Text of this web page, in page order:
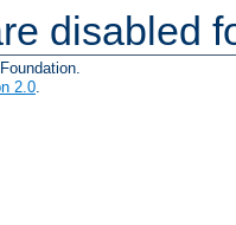
disabled
2.0